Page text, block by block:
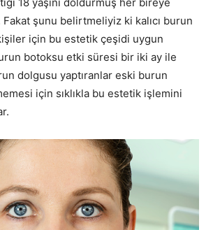
18 yaşını doldurmuş her bireye
şunu belirtmeliyiz ki kalıcı burun
için bu estetik çeşidi uygun
botoksu etki süresi bir iki ay ile
dolgusu yaptıranlar eski burun
için sıklıkla bu estetik işlemini